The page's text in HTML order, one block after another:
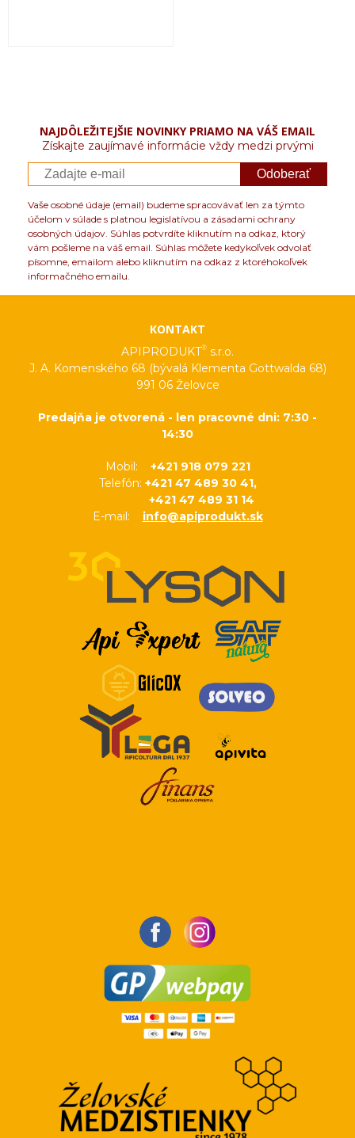
NAJDÔLEŽITEJŠIE NOVINKY PRIAMO NA VÁŠ EMAIL
Získajte zaujímavé informácie vždy medzi prvými
Odoberať
Vaše osobné údaje (email) budeme spracovávať len za týmto
účelom v súlade s platnou legislatívou a zásadami ochrany
osobných údajov. Súhlas potvrdíte kliknutím na odkaz, ktorý
vám pošleme na váš email. Súhlas môžete kedykoľvek odvolať
písomne, emailom alebo kliknutím na odkaz z ktoréhokoľvek
informačného emailu.
KONTAKT
APIPRODUKT® s.r.o.
J. A. Komenského 68 (bývalá Klementa Gottwalda 68)
991 06 Želovce
Predajňa je otvorená - len pracovné dni: 7:30 -
14:30
Mobil: +421 918 079 221
Telefón: +421 47 489 30 41,
+421 47 489 31 14
E-mail: info@apiprodukt.sk